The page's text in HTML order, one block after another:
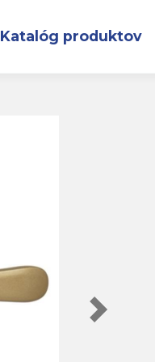
Katalóg produktov